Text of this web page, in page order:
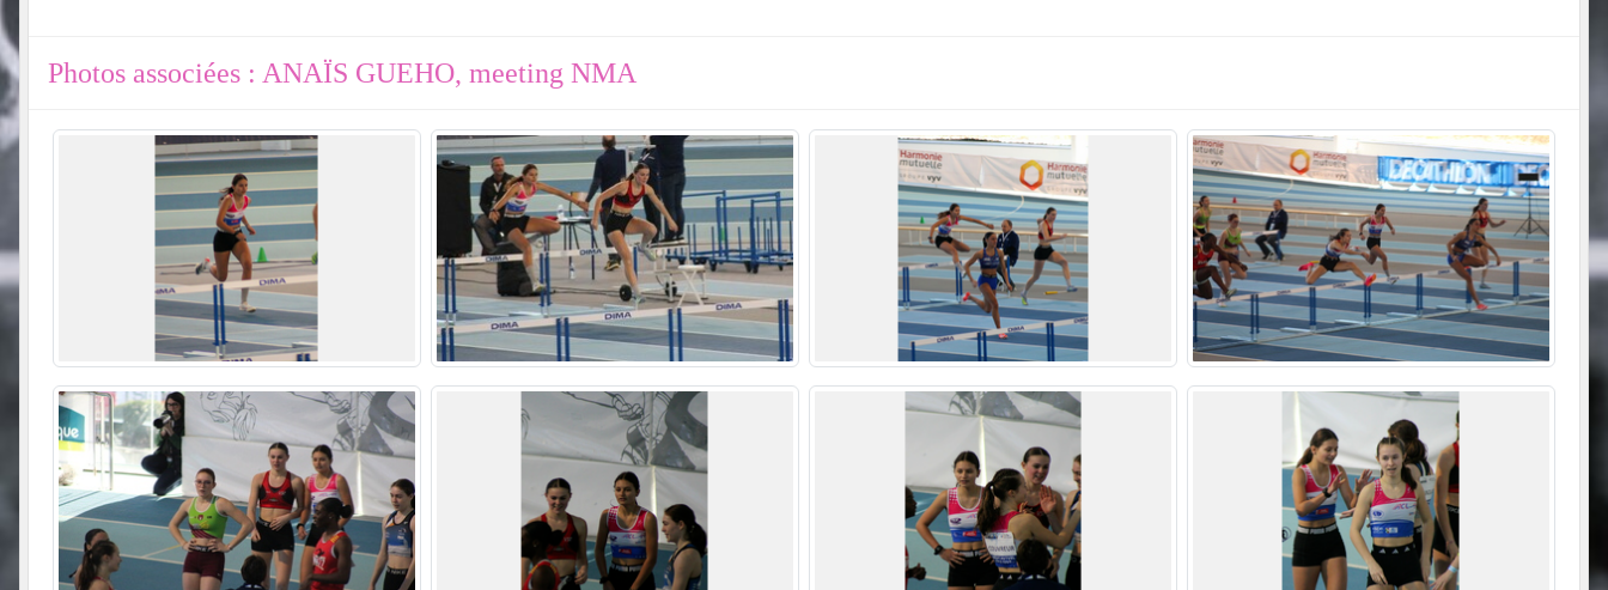
Photos associées : ANAÏS GUEHO, meeting NMA